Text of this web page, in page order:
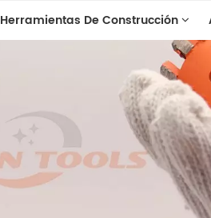
Herramientas De Construcción